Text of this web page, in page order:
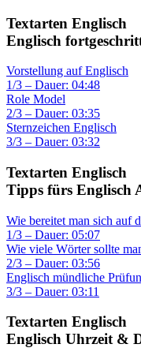
Textarten Englisch
Englisch
Vorstellung auf Englisch
1/3 – Dauer: 04:48
Role Model
2/3 – Dauer: 03:35
Sternzeichen Englisch
3/3 – Dauer: 03:32
Textarten Englisch
Tipps fürs Englisch
Wie bereitet man sich auf
1/3 – Dauer: 05:07
Wie viele Wörter sollte
2/3 – Dauer: 03:56
Englisch mündliche
3/3 – Dauer: 03:11
Textarten Englisch
Englisch Uhrzeit &